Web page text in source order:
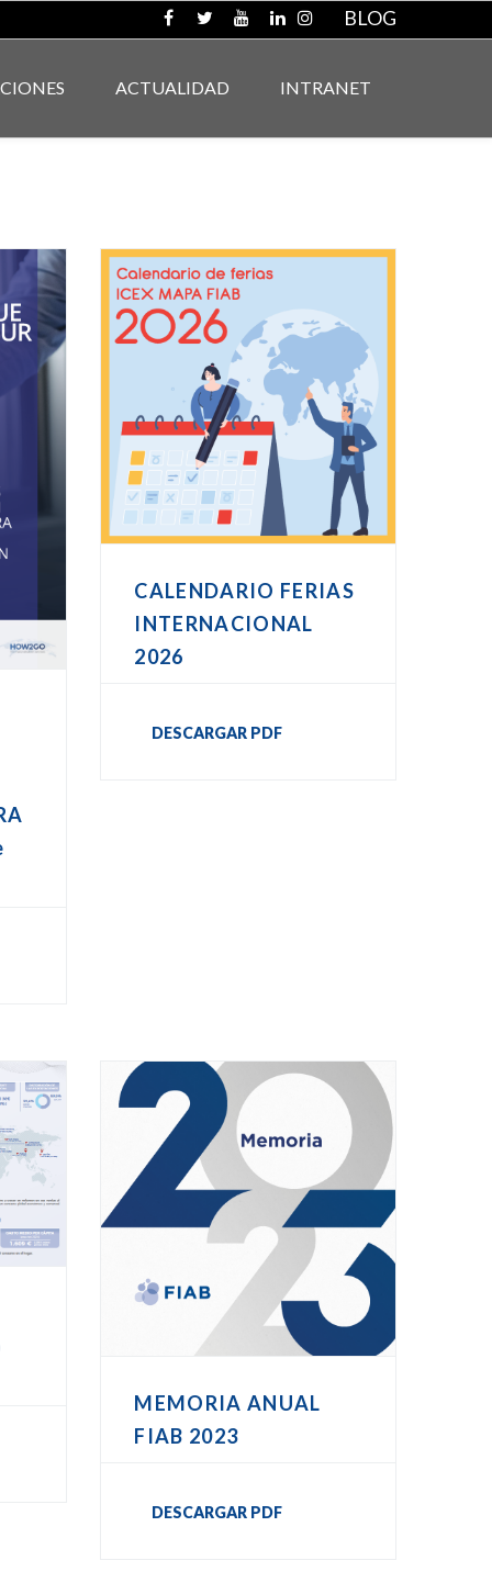
BLOG
ACTUALIDAD INTRANET
CALENDARIO FERIAS
INTERNACIONAL
2026
DESCARGAR PDF
MEMORIA ANUAL
FIAB 2023
DESCARGAR PDF